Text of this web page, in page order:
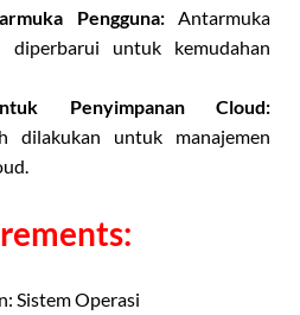
Pengguna:Antarmuka
diperbarui untuk kemudahan
Penyimpanan Cloud:
dilakukan untuk manajemen
Sistem Operasi